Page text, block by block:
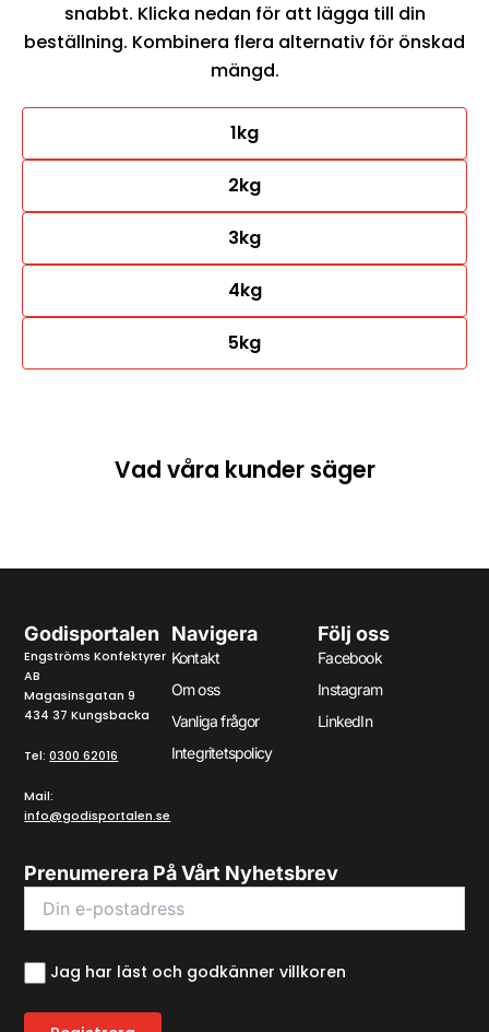
snabbt. Klicka nedan för att lägga till din
beställning. Kombinera flera alternativ för önskad
mängd.
1kg
2kg
3kg
4kg
5kg
Vad våra kunder säger
Godisportalen
Engströms Konfektyrer
AB
Magasinsgatan 9
434 37 Kungsbacka
Tel:0300 62016
Mail:
info@godisportalen.se
Navigera
Kontakt
Om oss
Vanliga frågor
Integritetspolicy
Följ oss
Facebook
Instagram
LinkedIn
Prenumerera På Vårt Nyhetsbrev
Jag har läst och godkänner villkoren